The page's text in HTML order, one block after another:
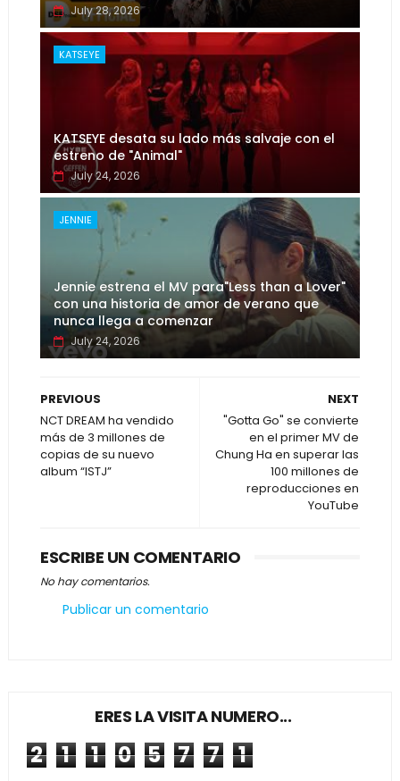
July 28, 2026
KATSEYE
KATSEYE desata su lado más salvaje con el
estreno de "Animal"
July 24, 2026
JENNIE
Jennie estrena el MV para"Less than a Lover"
con una historia de amor de verano que
nunca llega a comenzar
July 24, 2026
NEXT
"Gotta Go" se convierte
en el primer MV de
Chung Ha en superar las
100 millones de
reproducciones en
YouTube
PREVIOUS
NCT DREAM ha vendido
más de 3 millones de
copias de su nuevo
album “ISTJ”
ESCRIBE UN COMENTARIO
No hay comentarios.
Publicar un comentario
ERES LA VISITA NUMERO...
2 1 1 0 5 7 7 1